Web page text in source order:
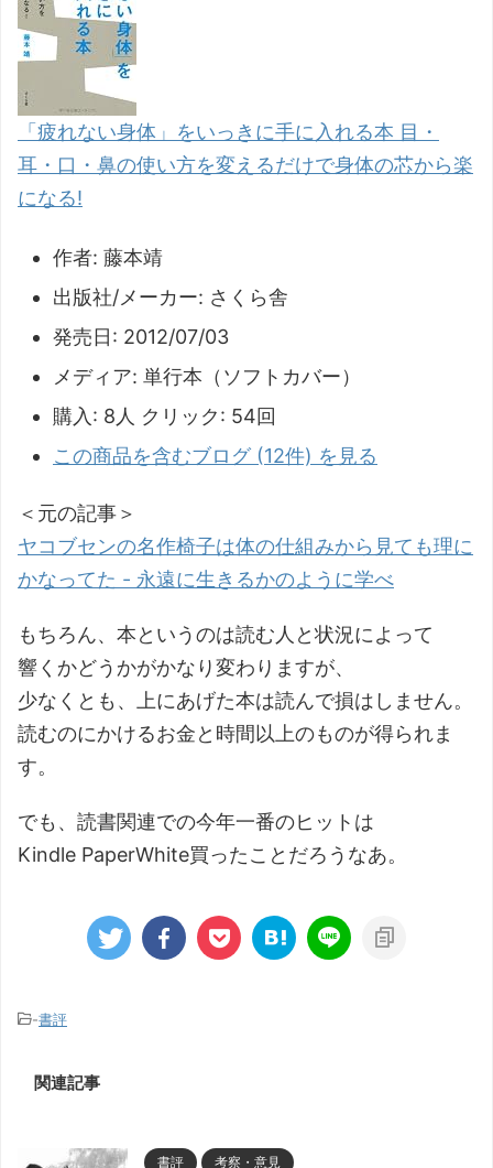
「疲れない身体」をいっきに手に入れる本 目・
耳・口・鼻の使い方を変えるだけで身体の芯から楽
になる!
作者: 藤本靖
出版社/メーカー: さくら舎
発売日: 2012/07/03
メディア: 単行本（ソフトカバー）
購入 : 8人 クリック: 54回
この商品を含むブログ (12件) を見る
＜元の記事＞
ヤコブセンの名作椅子は体の仕組みから見ても理に
かなってた - 永遠に生きるかのように学べ
もちろん、本というのは読む人と状況によって
響くかどうかがかなり変わりますが、
少なくとも、上にあげた本は読んで損はしません。
読むのにかけるお金と時間以上のものが得られま
す。
でも、読書関連での今年一番のヒットは
Kindle PaperWhite買ったことだろうなあ。
-書評
関連記事
書評 考察・意見